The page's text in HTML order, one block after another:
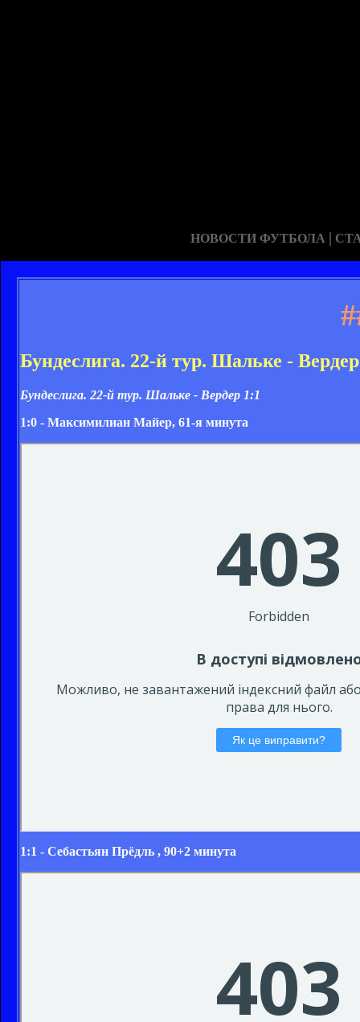
НОВОСТИ ФУТБОЛА |
Бундеслига. 22-й тур. Шальке -
Бундеслига. 22-й тур. Шальке - Вердер 1:1
1:0 - Максимилиан Майер, 61-я минута
1:1 - Себастьян Прёдль , 90+2 минута